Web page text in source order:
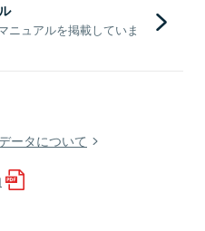
ニュアルを掲載していま
ータについて